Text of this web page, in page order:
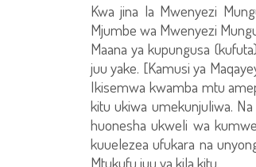
Kwa jina la Mwenyezi
Mjumbe wa Mwenyezi
Maana ya kupungusa
juu yake. [Kamusi ya
Ikisemwa kwamba mtu
kitu ukiwa umekunjuliwa.
huonesha ukweli wa
kuuelezea ufukara na
Mtukufu juu ya kila kitu.